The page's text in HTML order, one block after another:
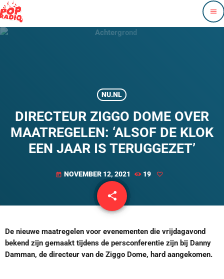
menu
NU.NL
DIRECTEUR ZIGGO DOME OVER
MAATREGELEN: ‘ALSOF DE KLOK
EEN JAAR IS TERUGGEZET’
today NOVEMBER 12, 2021 19
share
email
De nieuwe maatregelen voor evenementen die vrijdagavond
bekend zijn gemaakt tijdens de persconferentie zijn bij Danny
Damman, de directeur van de Ziggo Dome, hard aangekomen.